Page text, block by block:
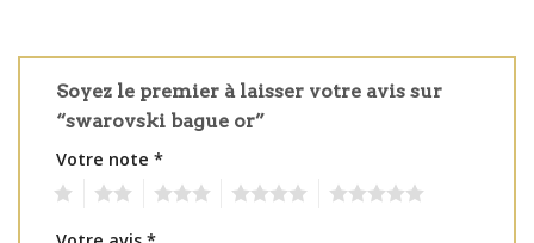
Soyez le premier à laisser votre avis sur
“swarovski bague or”
Votre note *